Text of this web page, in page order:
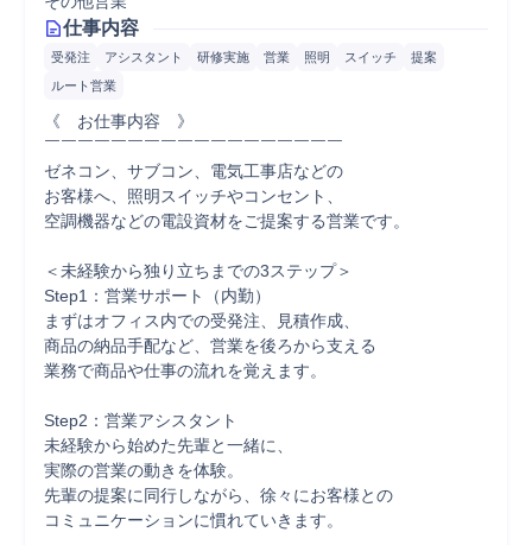
仕事内容
受発注 アシスタント 研修実施 営業 照明 スイッチ
提案
ルート営業
《　お仕事内容　》
￣￣￣￣￣￣￣￣￣￣￣￣￣￣￣￣￣￣
ゼネコン、サブコン、電気工事店などの
お客様へ、照明スイッチやコンセント、
空調機器などの電設資材をご提案する営業です。
＜未経験から独り立ちまでの3ステップ＞
Step1：営業サポート（内勤）
まずはオフィス内での受発注、見積作成、
商品の納品手配など、営業を後ろから支える
業務で商品や仕事の流れを覚えます。
Step2：営業アシスタント
未経験から始めた先輩と一緒に、
実際の営業の動きを体験。
先輩の提案に同行しながら、徐々にお客様との
コミュニケーションに慣れていきます。